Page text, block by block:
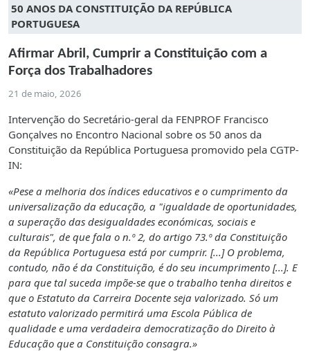
50 ANOS DA CONSTITUIÇÃO DA REPÚBLICA
PORTUGUESA
Afirmar Abril, Cumprir a Constituição com a
Força dos Trabalhadores
21 de maio, 2026
Intervenção do Secretário-geral da FENPROF Francisco
Gonçalves no Encontro Nacional sobre os 50 anos da
Constituição da República Portuguesa promovido pela CGTP-
IN:
«Pese a melhoria dos índices educativos e o cumprimento da
universalização da educação, a "igualdade de oportunidades,
a superação das desigualdades económicas, sociais e
culturais", de que fala o n.º 2, do artigo 73.º da Constituição
da República Portuguesa está por cumprir. [...] O problema,
contudo, não é da Constituição, é do seu incumprimento [...]. E
para que tal suceda impõe-se que o trabalho tenha direitos e
que o Estatuto da Carreira Docente seja valorizado. Só um
estatuto valorizado permitirá uma Escola Pública de
qualidade e uma verdadeira democratização do Direito à
Educação que a Constituição consagra.»